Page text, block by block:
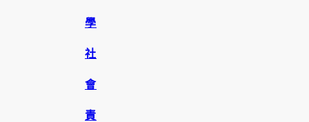
學
社
會
責